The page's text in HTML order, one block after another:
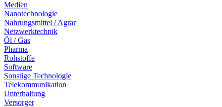
Medien
Nanotechnologie
Nahrungsmittel / Agrar
Netzwerktechnik
Öl / Gas
Pharma
Rohstoffe
Software
Sonstige Technologie
Telekommunikation
Unterhaltung
Versorger